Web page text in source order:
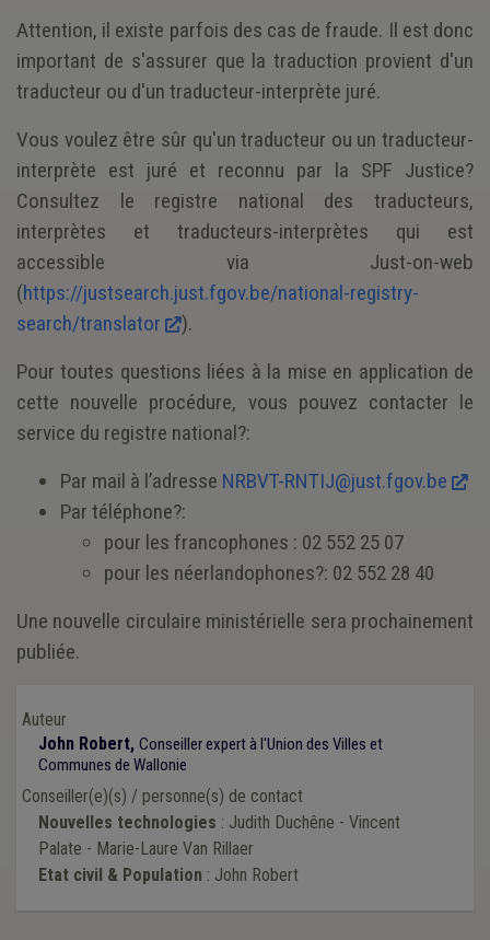
Attention, il existe parfois des cas de fraude. Il est donc
important de s'assurer que la traduction provient d'un
traducteur ou d'un traducteur-interprète juré.
Vous voulez être sûr qu'un traducteur ou un traducteur-
interprète est juré et reconnu par la SPF Justice?
Consultez le registre national des traducteurs,
interprètes et traducteurs-interprètes qui est
accessible via Just-on-web
(https://justsearch.just.fgov.be/national-registry-
search/translator
).
Pour toutes questions liées à la mise en application de
cette nouvelle procédure, vous pouvez contacter le
service du registre national?:
Par mail à l’adresse NRBVT-RNTIJ@just.fgov.be
Par téléphone?:
pour les francophones : 02 552 25 07
pour les néerlandophones?: 02 552 28 40
Une nouvelle circulaire ministérielle sera prochainement
publiée.
Auteur
John Robert, Conseiller expert à l'Union des Villes et
Communes de Wallonie
Conseiller(e)(s) / personne(s) de contact
Nouvelles technologies : Judith Duchêne - Vincent
Palate - Marie-Laure Van Rillaer
Etat civil & Population : John Robert